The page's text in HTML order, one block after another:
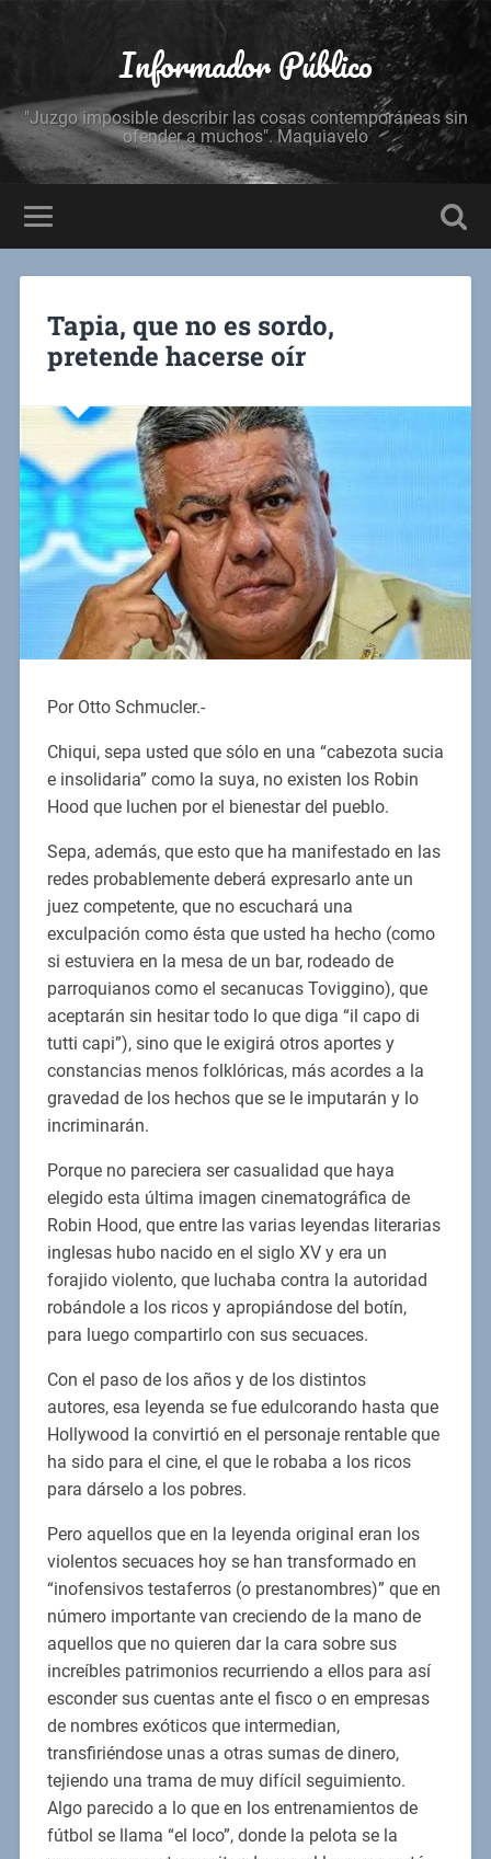
Informador Público
"Juzgo imposible describir las cosas contemporáneas sin
ofender a muchos". Maquiavelo
Tapia, que no es sordo,
pretende hacerse oír
Por Otto Schmucler.-
Chiqui, sepa usted que sólo en una “cabezota sucia
e insolidaria” como la suya, no existen los Robin
Hood que luchen por el bienestar del pueblo.
Sepa, además, que esto que ha manifestado en las
redes probablemente deberá expresarlo ante un
juez competente, que no escuchará una
exculpación como ésta que usted ha hecho (como
si estuviera en la mesa de un bar, rodeado de
parroquianos como el secanucas Toviggino), que
aceptarán sin hesitar todo lo que diga “il capo di
tutti capi”), sino que le exigirá otros aportes y
constancias menos folklóricas, más acordes a la
gravedad de los hechos que se le imputarán y lo
incriminarán.
Porque no pareciera ser casualidad que haya
elegido esta última imagen cinematográfica de
Robin Hood, que entre las varias leyendas literarias
inglesas hubo nacido en el siglo XV y era un
forajido violento, que luchaba contra la autoridad
robándole a los ricos y apropiándose del botín,
para luego compartirlo con sus secuaces.
Con el paso de los años y de los distintos
autores, esa leyenda se fue edulcorando hasta que
Hollywood la convirtió en el personaje rentable que
ha sido para el cine, el que le robaba a los ricos
para dárselo a los pobres.
Pero aquellos que en la leyenda original eran los
violentos secuaces hoy se han transformado en
“inofensivos testaferros (o prestanombres)” que en
número importante van creciendo de la mano de
aquellos que no quieren dar la cara sobre sus
increíbles patrimonios recurriendo a ellos para así
esconder sus cuentas ante el fisco o en empresas
de nombres exóticos que intermedian,
transfiriéndose unas a otras sumas de dinero,
tejiendo una trama de muy difícil seguimiento.
Algo parecido a lo que en los entrenamientos de
fútbol se llama “el loco”, donde la pelota se la